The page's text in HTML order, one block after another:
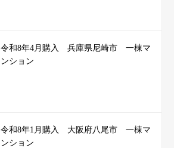
令和8年4月購入 兵庫県尼崎市 一棟マ
ンション
令和8年1月購入 大阪府八尾市 一棟マ
ンション